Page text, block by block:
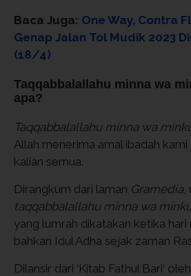
Baca Juga: One Way, Contra
Genap Jalan Tol Mudik 2023
(18/4)
Taqqabbalallahu minna wa
apa?
Taqqabbalallahu minna wa
Allah menerima amal ibadah kami
kalian semua.
Dirangkum dari laman Gramedia,
taqqabbalallahu minna wa
yang lumrah dikatakan ketika hari
bahkan Idul Adha sejak zaman
Dilansir dari ‘Kitab Fathul Bari‘